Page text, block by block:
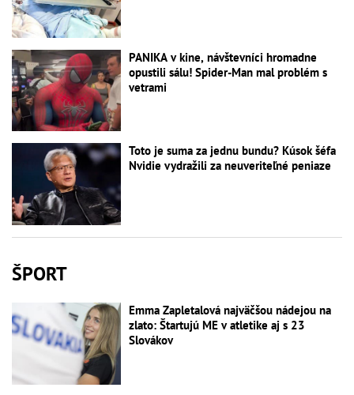
PANIKA v kine, návštevníci hromadne
opustili sálu! Spider-Man mal problém s
vetrami
Toto je suma za jednu bundu? Kúsok šéfa
Nvidie vydražili za neuveriteľné peniaze
ŠPORT
Emma Zapletalová najväčšou nádejou na
zlato: Štartujú ME v atletike aj s 23
Slovákov